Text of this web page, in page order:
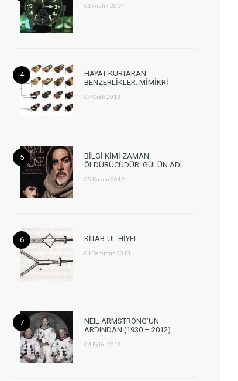
03 Aralık 2014
HAYAT KURTARAN
BENZERLİKLER: MİMİKRİ
07 Ocak 2013
BİLGİ KİMİ ZAMAN
ÖLDÜRÜCÜDÜR: GÜLÜN ADI
05 Kasım 2012
KİTAB-ÜL HİYEL
01 Temmuz 2013
NEIL ARMSTRONG’UN
ARDINDAN (1930 – 2012)
04 Eylül 2012